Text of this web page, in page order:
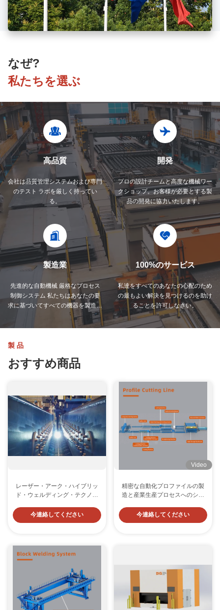
なぜ?
私たちを選ぶ
高品質
会社は品質管理システムおよび専門
のテスト ラボを厳しく持ってい
る。
開発
プロの設計チームと高度な機械ワー
クショップ。お客様が必要とする製
品の開発に協力いたします。
製造業
先進的な自動機械 厳格なプロセス
制御システム 私たちはあなたの要
求に基づいてすべての機器を製造す
ることができます.
100%のサービス
私達をすべてのあなたの心配のため
の最もよい解決を見つけるのを助け
ることを許可しなさい。
製品
おすすめ商品
レーザー・アーク・ハイブリッ
ド・ウェルディング・テクノロ
今連絡してください
Video
精密な自動化プロファイルの製
造と産業生産プロセスへのシー
ジェントカットライン
今連絡してください